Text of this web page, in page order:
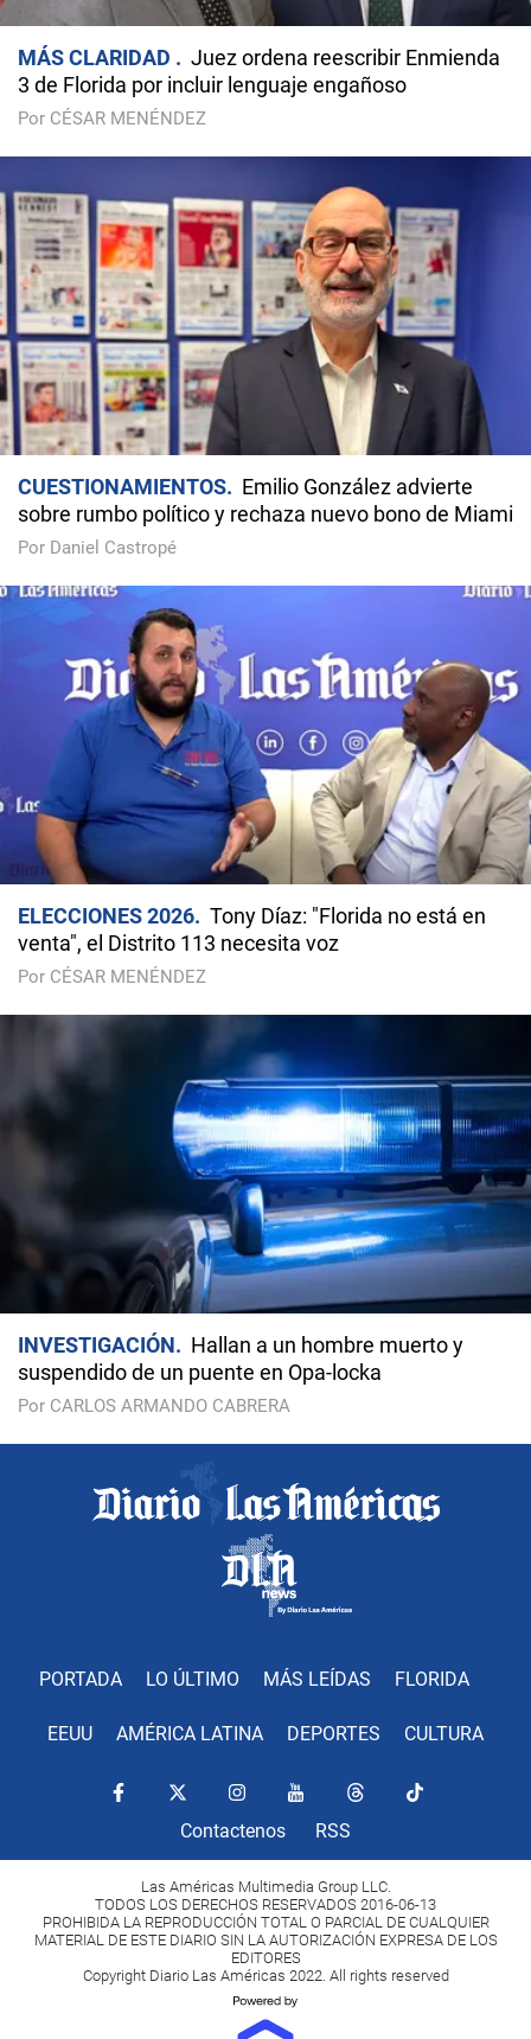
MÁS CLARIDAD
Juez ordena reescribir Enmienda
3 de Florida por incluir lenguaje engañoso
Por CÉSAR MENÉNDEZ
CUESTIONAMIENTOS
Emilio González advierte
sobre rumbo político y rechaza nuevo bono de Miami
Por Daniel Castropé
ELECCIONES 2026
Tony Díaz: "Florida no está en
venta", el Distrito 113 necesita voz
Por CÉSAR MENÉNDEZ
INVESTIGACIÓN
Hallan a un hombre muerto y
suspendido de un puente en Opa-locka
Por CARLOS ARMANDO CABRERA
PORTADA LO ÚLTIMO MÁS LEÍDAS FLORIDA
EEUU AMÉRICA LATINA DEPORTES CULTURA
Contactenos RSS
Las Américas Multimedia Group LLC.
TODOS LOS DERECHOS RESERVADOS 2016-06-13
PROHIBIDA LA REPRODUCCIÓN TOTAL O PARCIAL DE CUALQUIER
MATERIAL DE ESTE DIARIO SIN LA AUTORIZACIÓN EXPRESA DE LOS
EDITORES
Copyright Diario Las Américas 2022. All rights reserved